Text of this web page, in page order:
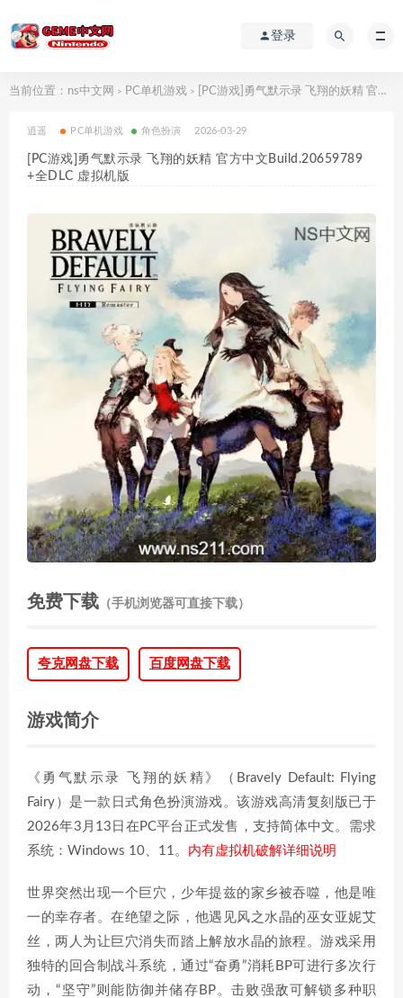
登录
当前位置： ns中文网 > PC单机游戏 > [PC游戏]勇气默示录 飞翔的妖精 官方中文Build.20659789+全DLC 虚拟机版
逍遥 PC单机游戏 角色扮演 2026-03-29
[PC游戏]勇气默示录 飞翔的妖精 官方中文Build.20659789
+全DLC 虚拟机版
免费下载 （手机浏览器可直接下载）
夸克网盘下载 百度网盘下载
游戏简介
《勇气默示录 飞翔的妖精》（Bravely Default: Flying
Fairy）是一款日式角色扮演游戏。该游戏高清复刻版已于
2026年3月13日在PC平台正式发售，支持简体中文。需求
系统：Windows 10、11。 内有虚拟机破解详细说明
世界突然出现一个巨穴，少年提兹的家乡被吞噬，他是唯
一的幸存者。在绝望之际，他遇见风之水晶的巫女亚妮艾
丝，两人为让巨穴消失而踏上解放水晶的旅程。游戏采用
独特的回合制战斗系统，通过“奋勇”消耗BP可进行多次行
动，“坚守”则能防御并储存BP。击败强敌可解锁多种职